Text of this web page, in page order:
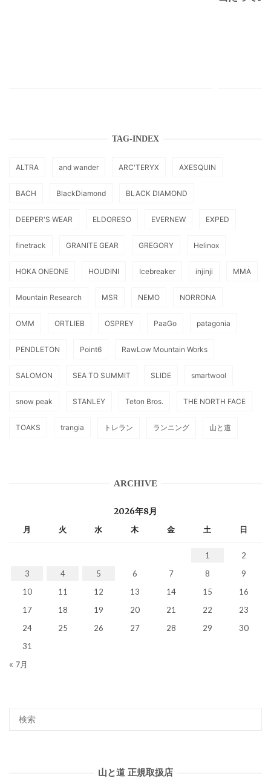
TAG-INDEX
ALTRA and wander ARC'TERYX AXESQUIN
BACH BlackDiamond BLACK DIAMOND
DEEPER'S WEAR ELDORESO EVERNEW EXPED
finetrack GRANITE GEAR GREGORY Helinox
HOKA ONEONE HOUDINI Icebreaker injinji MMA
Mountain Research MSR NEMO NORRONA
OMM ORTLIEB OSPREY PaaGo patagonia
PENDLETON Point6 RawLow Mountain Works
SALOMON SEA TO SUMMIT SLIDE smartwool
snow peak STANLEY Teton Bros. THE NORTH FACE
TOAKS trangia トレラン ランニング 山と道
ARCHIVE
2026年8月
月 火 水 木 金 土 日
1
2
3
4 5 6 7 8
9
10
11 12 13 14 15
16
17
18 19 20 21 22
23
24
25 26 27 28 29
30
31
« 7月
山と道 正規取扱店